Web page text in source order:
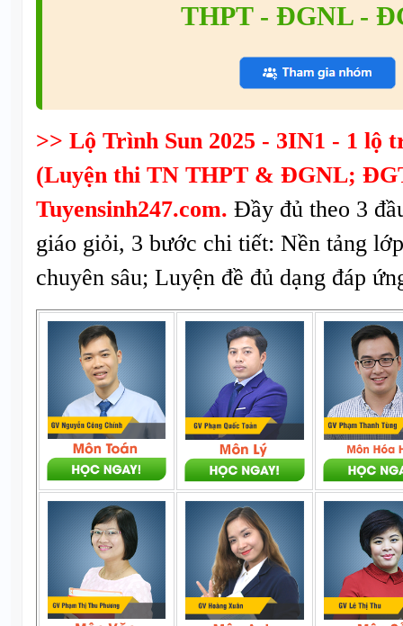
THPT - ĐGNL -
>> Lộ Trình Sun 2025 - 3IN1 - 1 lộ
(Luyện thi TN THPT & ĐGNL;
Tuyensinh247.com. Đầy đủ theo 3
giáo giỏi, 3 bước chi tiết: Nền tảng
chuyên sâu; Luyện đề đủ dạng đáp